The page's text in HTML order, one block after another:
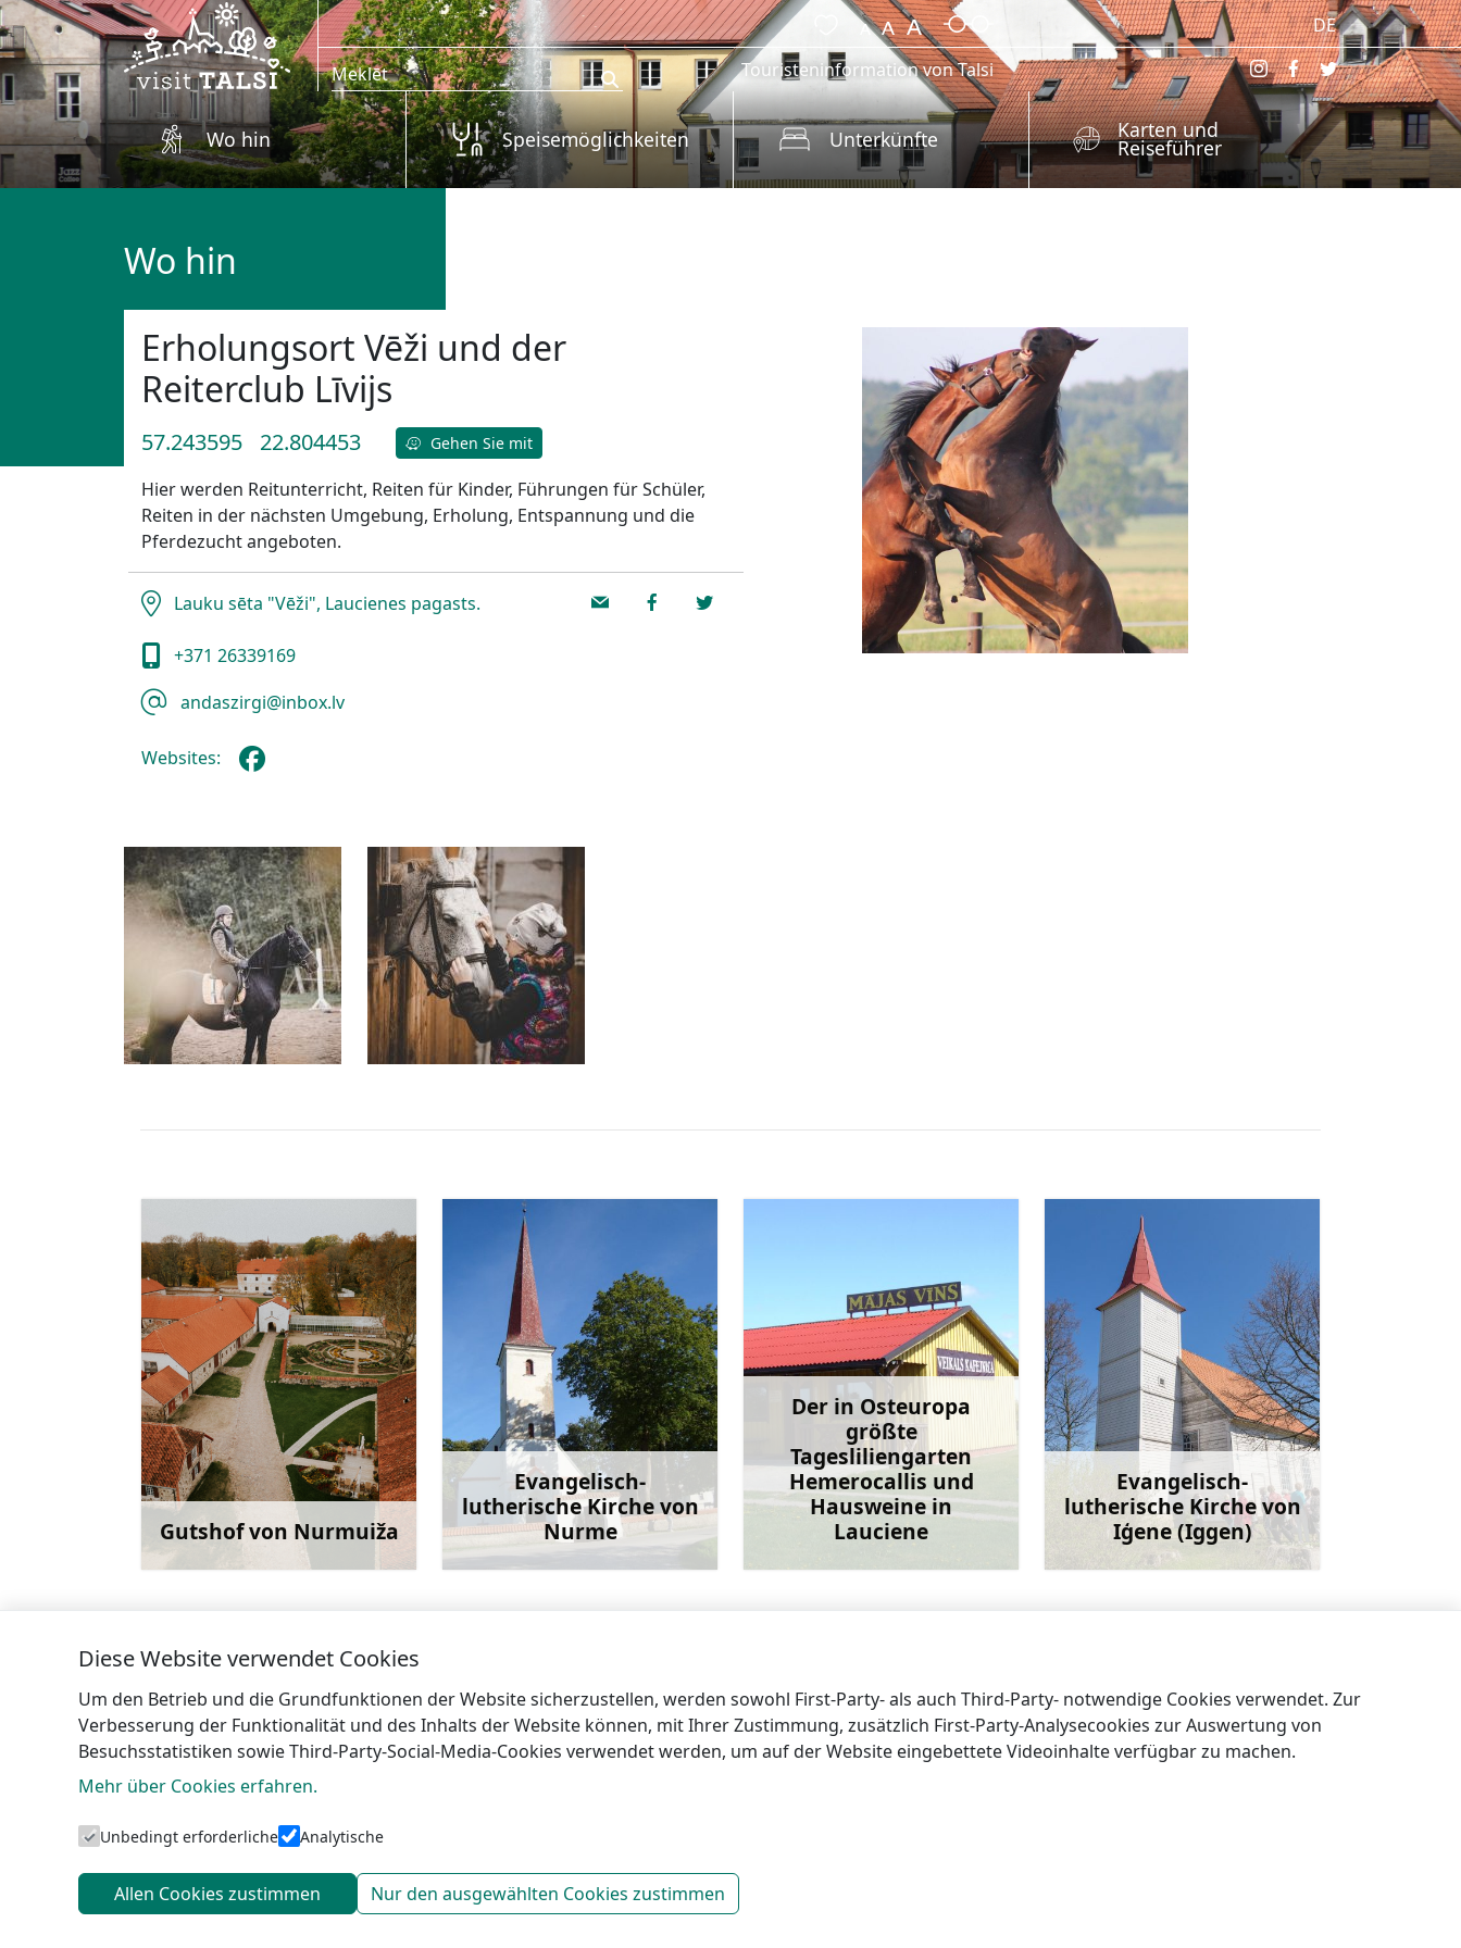
Zum Hauptinhalt springen
DE
Touristeninformation von Talsi
Wo hin Speisemöglichkeiten Unterkünfte Karten und
Reiseführer
Wo hin
Erholungsort Vēži und der
Reiterclub Līvijs
57.243595 22.804453 Gehen Sie mit
Hier werden Reitunterricht, Reiten für Kinder, Führungen für Schüler,
Reiten in der nächsten Umgebung, Erholung, Entspannung und die
Pferdezucht angeboten.
Lauku sēta "Vēži", Laucienes pagasts.
+371 26339169
andaszirgi@inbox.lv
Websites:
Gutshof von Nurmuiža
Evangelisch-
lutherische Kirche von
Nurme
Mehr
Der in Osteuropa
größte
Tagesliliengarten
Hemerocallis und
Hausweine in
Lauciene
Evangelisch-
lutherische Kirche von
Iģene (Iggen)
Mehr
← Reiten im Spare Mundigu See →
Diese Website verwendet Cookies
Um den Betrieb und die Grundfunktionen der Website sicherzustellen, werden sowohl First-Party- als auch Third-Party- notwendige Cookies verwendet. Zur
Verbesserung der Funktionalität und des Inhalts der Website können, mit Ihrer Zustimmung, zusätzlich First-Party-Analysecookies zur Auswertung von
Besuchsstatistiken sowie Third-Party-Social-Media-Cookies verwendet werden, um auf der Website eingebettete Videoinhalte verfügbar zu machen.
Mehr über Cookies erfahren.
Unbedingt erforderliche Analytische
Allen Cookies zustimmen Nur den ausgewählten Cookies zustimmen